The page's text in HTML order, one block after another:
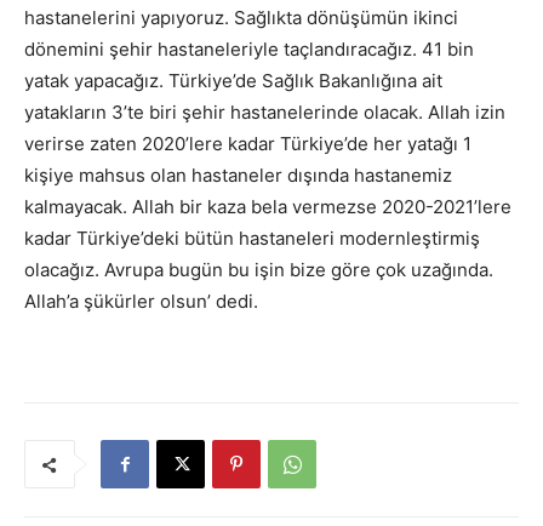
hastanelerini yapıyoruz. Sağlıkta dönüşümün ikinci
dönemini şehir hastaneleriyle taçlandıracağız. 41 bin
yatak yapacağız. Türkiye’de Sağlık Bakanlığına ait
yatakların 3’te biri şehir hastanelerinde olacak. Allah izin
verirse zaten 2020’lere kadar Türkiye’de her yatağı 1
kişiye mahsus olan hastaneler dışında hastanemiz
kalmayacak. Allah bir kaza bela vermezse 2020-2021’lere
kadar Türkiye’deki bütün hastaneleri modernleştirmiş
olacağız. Avrupa bugün bu işin bize göre çok uzağında.
Allah’a şükürler olsun’ dedi.